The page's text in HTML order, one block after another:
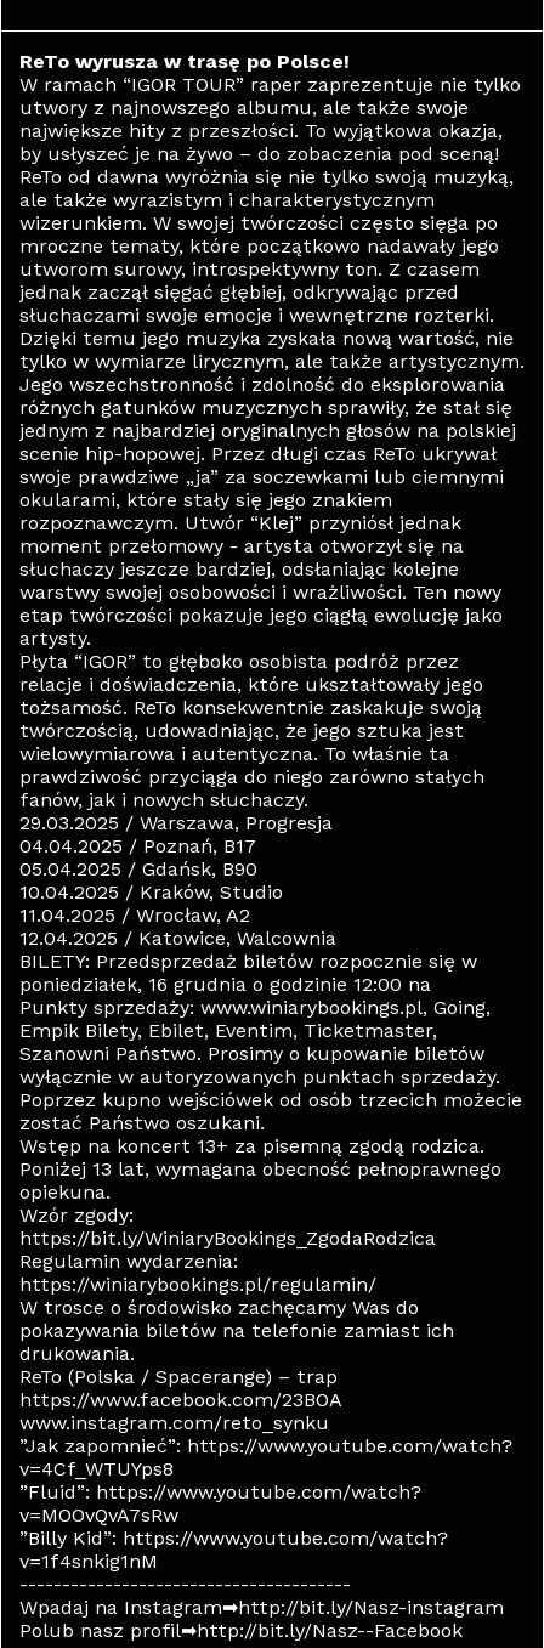
ReTo wyrusza w trasę po Polsce!
W ramach “IGOR TOUR” raper zaprezentuje nie tylko
utwory z najnowszego albumu, ale także swoje
największe hity z przeszłości. To wyjątkowa okazja,
by usłyszeć je na żywo – do zobaczenia pod sceną!
ReTo od dawna wyróżnia się nie tylko swoją muzyką,
ale także wyrazistym i charakterystycznym
wizerunkiem. W swojej twórczości często sięga po
mroczne tematy, które początkowo nadawały jego
utworom surowy, introspektywny ton. Z czasem
jednak zaczął sięgać głębiej, odkrywając przed
słuchaczami swoje emocje i wewnętrzne rozterki.
Dzięki temu jego muzyka zyskała nową wartość, nie
tylko w wymiarze lirycznym, ale także artystycznym.
Jego wszechstronność i zdolność do eksplorowania
różnych gatunków muzycznych sprawiły, że stał się
jednym z najbardziej oryginalnych głosów na polskiej
scenie hip-hopowej. Przez długi czas ReTo ukrywał
swoje prawdziwe „ja” za soczewkami lub ciemnymi
okularami, które stały się jego znakiem
rozpoznawczym. Utwór “Klej” przyniósł jednak
moment przełomowy - artysta otworzył się na
słuchaczy jeszcze bardziej, odsłaniając kolejne
warstwy swojej osobowości i wrażliwości. Ten nowy
etap twórczości pokazuje jego ciągłą ewolucję jako
artysty.
Płyta “IGOR” to głęboko osobista podróż przez
relacje i doświadczenia, które ukształtowały jego
tożsamość. ReTo konsekwentnie zaskakuje swoją
twórczością, udowadniając, że jego sztuka jest
wielowymiarowa i autentyczna. To właśnie ta
prawdziwość przyciąga do niego zarówno stałych
fanów, jak i nowych słuchaczy.
29.03.2025 / Warszawa, Progresja
04.04.2025 / Poznań, B17
05.04.2025 / Gdańsk, B90
10.04.2025 / Kraków, Studio
11.04.2025 / Wrocław, A2
12.04.2025 / Katowice, Walcownia
BILETY: Przedsprzedaż biletów rozpocznie się w
poniedziałek, 16 grudnia o godzinie 12:00 na
Punkty sprzedaży: www.winiarybookings.pl, Going,
Empik Bilety, Ebilet, Eventim, Ticketmaster,
Szanowni Państwo. Prosimy o kupowanie biletów
wyłącznie w autoryzowanych punktach sprzedaży.
Poprzez kupno wejściówek od osób trzecich możecie
zostać Państwo oszukani.
Wstęp na koncert 13+ za pisemną zgodą rodzica.
Poniżej 13 lat, wymagana obecność pełnoprawnego
opiekuna.
Wzór zgody:
https://bit.ly/WiniaryBookings_ZgodaRodzica
Regulamin wydarzenia:
https://winiarybookings.pl/regulamin/
W trosce o środowisko zachęcamy Was do
pokazywania biletów na telefonie zamiast ich
drukowania.
ReTo (Polska / Spacerange) – trap
https://www.facebook.com/23BOA
www.instagram.com/reto_synku
”Jak zapomnieć”: https://www.youtube.com/watch?
v=4Cf_WTUYps8
”Fluid”: https://www.youtube.com/watch?
v=MOOvQvA7sRw
”Billy Kid”: https://www.youtube.com/watch?
v=1f4snkig1nM
---------------------------------------
Wpadaj na Instagram➡http://bit.ly/Nasz-instagram
Polub nasz profil➡http://bit.ly/Nasz--Facebook